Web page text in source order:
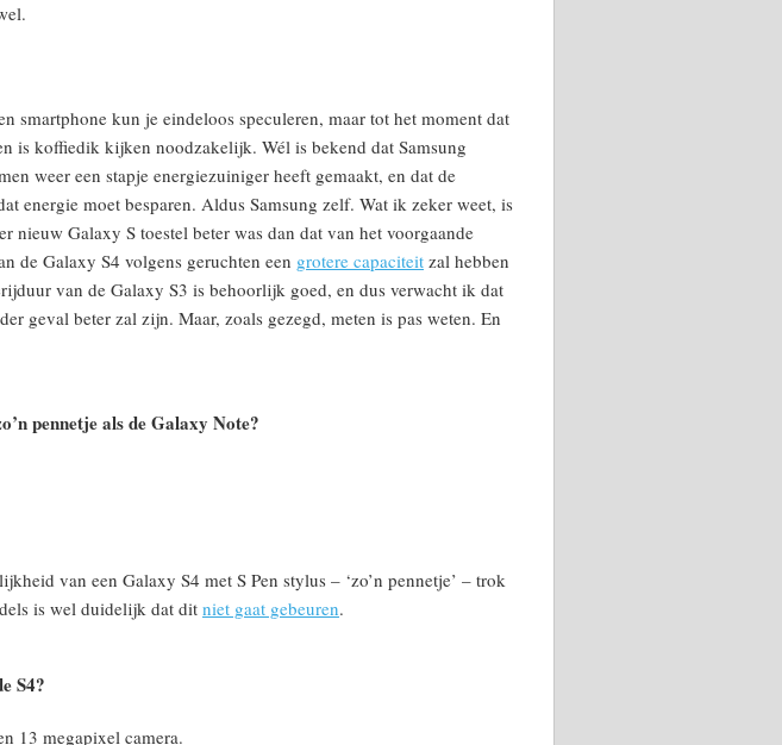
smartphone kun je eindeloos speculeren, maar tot het moment dat
is koffiedik kijken noodzakelijk. Wél is bekend dat Samsung
weer een stapje energiezuiniger heeft gemaakt, en dat de
energie moet besparen. Aldus Samsung zelf. Wat ik zeker weet, is
nieuw Galaxy S toestel beter was dan dat van het voorgaande
de Galaxy S4 volgens geruchten een grotere capaciteit zal hebben
van de Galaxy S3 is behoorlijk goed, en dus verwacht ik dat
geval beter zal zijn. Maar, zoals gezegd, meten is pas weten. En
pennetje als de Galaxy Note?
van een Galaxy S4 met S Pen stylus – ‘zo’n pennetje’ – trok
is wel duidelijk dat dit niet gaat gebeuren.
S4?
13 megapixel camera.